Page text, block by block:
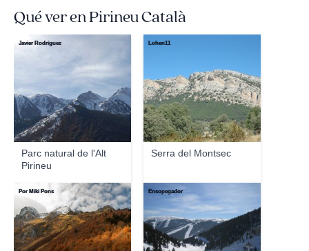
Qué ver en Pirineu Català
Parc natural de l'Alt
Pirineu
Javier Rodríguez
Serra del Montsec
Lohen11
Por Miki Pons Ensopegador